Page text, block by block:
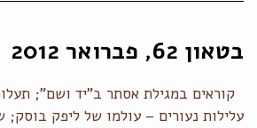
בטאון 62, פברואר 2012
קוראים במגילת אסתר ב"יד ושם";
עלילות נעורים – עולמו של ליפק בוסק;